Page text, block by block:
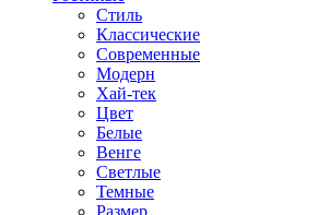
Стиль
Классические
Современные
Модерн
Хай-тек
Цвет
Белые
Венге
Светлые
Темные
Размер